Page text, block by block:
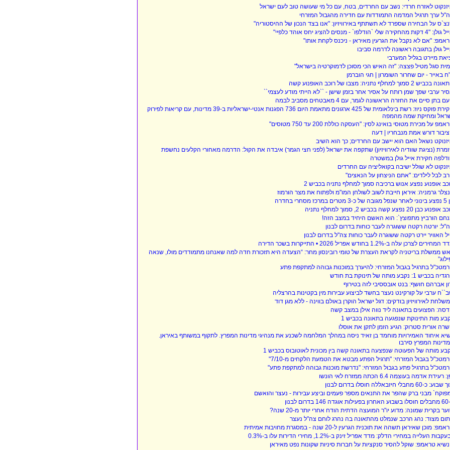
לאזרח חרדי: נשב עם החרדים, בטח, עם כל מי שעושה טוב לעם ישראל
ערך תרגיל המדמה התמודדות עם חדירה מהגבול המזרחי
על הבחירה שספרד לא תשתתף באירוויזיון: "אנו בצד הנכון של ההיסטוריה"
דקות מהחקירה שלי `הודלפו` - מנסים להציג יחס אוהד כלפיי"
"אם לא נקבל את הגרעין מאיראן - ניכנס לקחת אותו"
גולן בתגובה ראשונה לדרמה סביבו
מיירט בגליל המערבי
סגל מטיל פצצה: "זה האיש הכי מסוכן לדמוקרטיה בישראל"
באייר - יום שחרור השומרון | חגי הוברמן
בכביש 2 סמוך למחלף נתניה: מצבו של רוכב האופנוע קשה
ערבי שפך שמן רותח על אסיר אחר בזמן שישן - ``לא הייתי מודע לעצמי``
בתן סיים את החזרה הראשונה לגמר, עם 4 מאבטחים מסביב לבמה
חקירת פוקס ניוז: רשת בינלאומית של 425 ארגונים מתאמת היום 736 הפגנות אנטי-ישראליות ב-39 מדינות, עם קריאות לפירוק
ומחיקת שמה מהמפה
על מכירת מטוסי בואינג לסין: "העסקה כוללת 200 עד 750 מטוסים"
דורש אמת מנבחריו | דעה
נשאל האם הוא יישב עם החרדים; כך הוא השיב
(נציגת שוודיה לאירוויזיון) שתקפה את ישראל (לפני חצי הגמר) איבדה את הקול: הדרמה מאחורי הקלעים נחשפת
חקירת אייל גולן במשטרה
לא שולל ישיבה בקואליציה עם החרדים
לבל לילדים: "אתם הניצחון על הנאצים"
אופנוע נפצע אנוש ברכיבה סמוך למחלף נתניה בכביש 2
גרמניה: איראן חייבת לשוב לשולחן המו"מ ולפתוח את מצר הורמוז
בחדרה
כבן 20 נפצע קשה בכביש 2, סמוך למחלף נתניה
הורביץ מתפוצץ`: הוא האשם היחיד במצב הזה!
יורטה רקטה ששוגרה לעבר כוחות בדרום לבנון
האוויר יירט רקטה ששוגרה לעבר כוחות צה"ל בדרום לבנון
לצרכן עלה ב-1.2% בחודש אפריל 2026 • התייקרות בשכר הדירה
ממשלת בריטניה לקראת העצרת של טומי רובינסון מחר: “הצעדה היא תזכורת חדה למה שאנחנו מתמודדים מולו, שנאה
בתרגיל בגבול המזרחי: להיערך במוכנות גבוהה למתקפת פתע
בכביש 1: נקבע מותה של תינוקת בת חודש
אברהם חושף: בנט אובססיבי לזה בטירוף
ערבי על קורקינט נעצר בחשד לביצוע עבירות מין בקטינות בהרצליה
לאירוויזיון בודקים: דגל ישראל הוקרן באולם בווינה - ללא מגן דוד
הפצועים בתאונה ליד נווה אילן במצב קשה
מות התינוקת שנפגעה בתאונה בכביש 1
אורית סטרוק: הגיע הזמן לתקן את אוסלו
איחוד האמירויות מוחמד בן זאיד ניסה במהלך המלחמה לשכנע את מנהיגי מדינות המפרץ. לתקוף במשותף באיראן.
המפרץ סירבו
מותה של הפעוטה שנפצעה בתאונה קשה בין מכונית לאוטובוס בכביש 1
בגבול המזרחי: "תרגיל הפתע מבטא את הטמעת הלקחים מ-7/10"
בתרגיל פתע בגבול המזרחי: "נדרשת מוכנות גבוהה למתקפת פתע"
רעידת אדמה בעוצמה 6.4 הכתה ממזרח לאי הונשו
כ-60 מחבלי חיזבאללה חוסלו בדרום לבנון
מבני ברק שהפר את התנאים מספר פעמים וביצע עבירות - נעצר והואשם
בדרום לבנון
בקרית שמונה: מדוע יו"ר המועצה הדתית הודח אחרי יותר מ-20 שנה?
מצוד: נהג הרכב שנמלט מהתאונה בה נהרג לוחם צה"ל נעצר
מוכן שאיראן תשהה את תוכנית הגרעין ל-20 שנה - במסגרת מחויבות אמיתית
העלייה במחירי הדלק: מדד אפריל זינק ב-1.2%, מחירי הדירות עלו ב-0.3%
טראמפ: שוקל להסיר סנקציות על חברות סיניות שקונות נפט מאיראן